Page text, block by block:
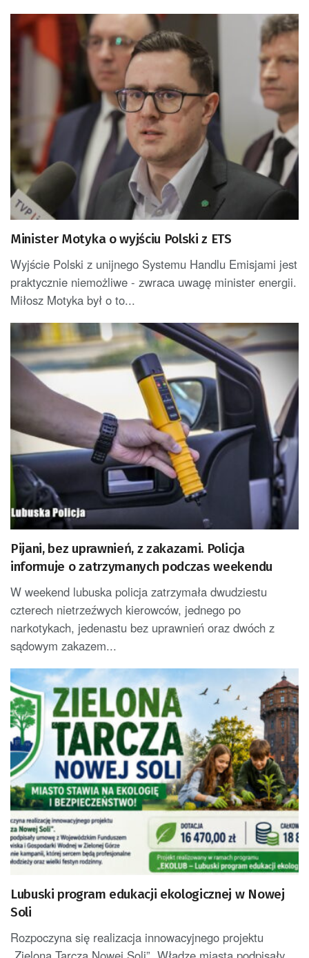
Minister Motyka o wyjściu Polski z ETS
Wyjście Polski z unijnego Systemu Handlu Emisjami jest
praktycznie niemożliwe - zwraca uwagę minister energii.
Miłosz Motyka był o to...
Pijani, bez uprawnień, z zakazami. Policja
informuje o zatrzymanych podczas weekendu
W weekend lubuska policja zatrzymała dwudziestu
czterech nietrzeźwych kierowców, jednego po
narkotykach, jedenastu bez uprawnień oraz dwóch z
sądowym zakazem...
Lubuski program edukacji ekologicznej w Nowej
Soli
Rozpoczyna się realizacja innowacyjnego projektu